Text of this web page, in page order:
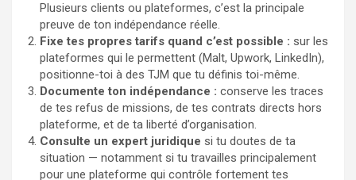
Plusieurs clients ou plateformes, c’est la principale
preuve de ton indépendance réelle.
Fixe tes propres tarifs quand c’est possible : sur les
plateformes qui le permettent (Malt, Upwork, LinkedIn),
positionne-toi à des TJM que tu définis toi-même.
Documente ton indépendance : conserve les traces
de tes refus de missions, de tes contrats directs hors
plateforme, et de ta liberté d’organisation.
Consulte un expert juridique si tu doutes de ta
situation — notamment si tu travailles principalement
pour une plateforme qui contrôle fortement tes